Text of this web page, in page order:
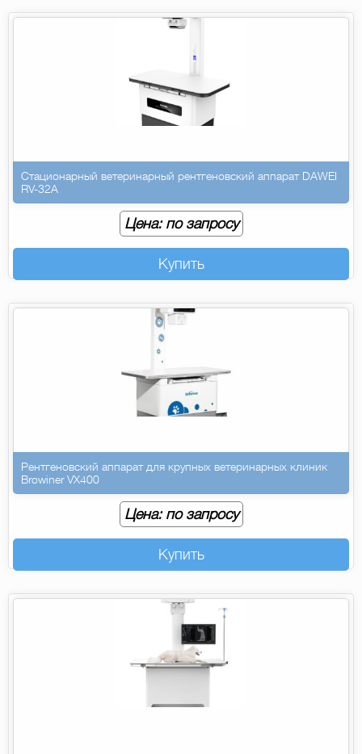
Стационарный ветеринарный рентгеновский аппарат DAWEI
RV-32A
Цена: по запросу
Купить
Рентгеновский аппарат для крупных ветеринарных клиник
Browiner VX400
Цена: по запросу
Купить